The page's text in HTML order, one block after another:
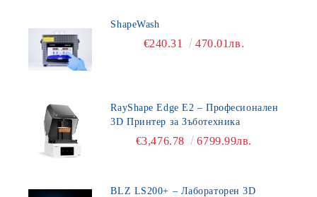
ShapeWash
€240.31 470.01лв.
RayShape Edge E2 – Професионален
3D Принтер за Зъботехника
€3,476.78 6799.99лв.
BLZ LS200+ – Лабораторен 3D